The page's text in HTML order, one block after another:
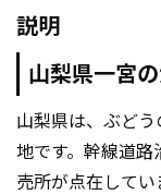
説明
山梨県一宮
山梨県は、ぶど
地です。幹線道
売所が点在して